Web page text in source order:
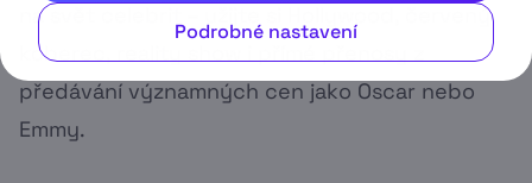
na svět celebrit – užijte si Hollywood, červený
koberec, reality show i přímé přenosy z
předávání významných cen jako Oscar nebo
Emmy.
Podrobné nastavení